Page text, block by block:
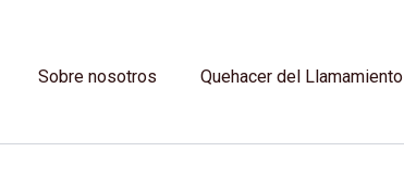
Sobre nosotros Quehacer del Llamamiento